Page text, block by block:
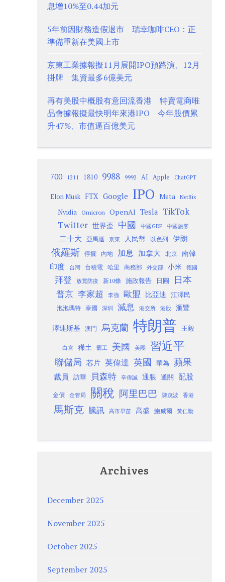
息增10%至0.44加元
5年前因財務造假退市 瑞幸咖啡CEO：正
準備重新在美國上市
京東工業據報擬11月展開IPO預路演、12月
掛牌 集資最多6億美元
再有美股中概股有意回流香港 特賣電商唯
品會據報擬最快明年來港IPO 今年股價累
升47%、市值逼百億美元
700 1211 1810 9988 9992 AI Apple ChatGPT
Elon Musk FTX Google IPO Meta Netflix
Nvidia Omicron OpenAI Tesla TikTok
Twitter 世界盃 中國 中國GDP 中國旅客
二十大 亞馬遜 京東 人民幣 以色列 伊朗
俄羅斯 停擺 內地 加息 加拿大 北京
南韓
印度
台灣 台積電 哈里 商務部 外交部 小米 德國
拜登 放寬防疫 新10條 施政報告 日圓 日本
普京 李家超 李強 歐盟 比亞迪 江澤民
泡泡瑪特 泰國 深圳 減息 港交所 港股 滙豐
澤連斯基 澳門 烏克蘭 特朗普 王毅
白宮 稀土 罷工 美國 美團 習近平
聯儲局 芯片 英偉達 英國 華為 蘋果
裁員 訪華 貝森特 辛偉誠 通脹 通關 配股
金價 金管局 關稅 阿里巴巴 陳茂波 香港
馬斯克 騰訊 高市早苗 高盛 鮑威爾 黃仁勳
Archives
December 2025
November 2025
October 2025
September 2025